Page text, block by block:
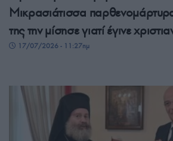
Μικρασιάτισσα
της την μίσησε γιατί έγινε
17/07/2026 - 11:27πμ